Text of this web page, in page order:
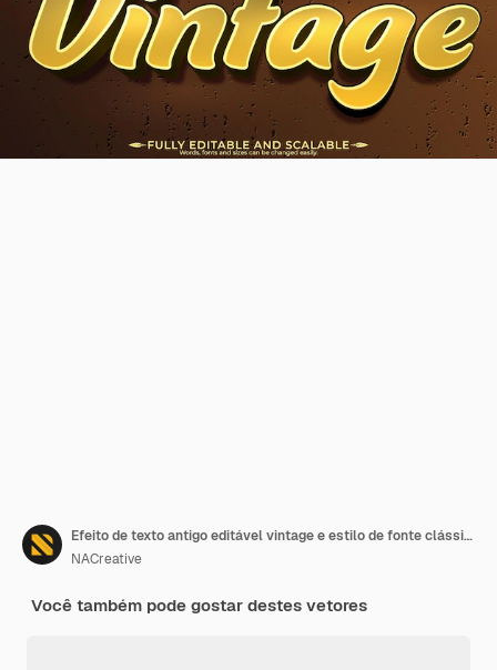
Efeito de texto antigo editável vintage e estilo de fonte clássico personalizável
NACreative
Você também pode gostar destes vetores